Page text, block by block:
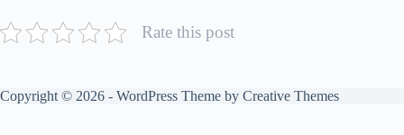
Rate this post
Copyright © 2026 - WordPress Theme by Creative Themes